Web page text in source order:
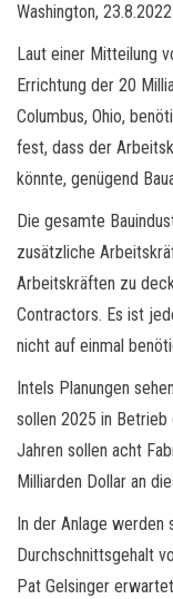
Washington, 23.8.2022
Laut einer Mitteilung
Errichtung der 20
Columbus, Ohio,
fest, dass der
könnte, genügend
Die gesamte
zusätzliche
Arbeitskräften zu
Contractors. Es ist
nicht auf einmal
Intels Planungen
sollen 2025 in Betrieb
Jahren sollen acht
Milliarden Dollar an
In der Anlage
Durchschnittsgehalt
Pat Gelsinger